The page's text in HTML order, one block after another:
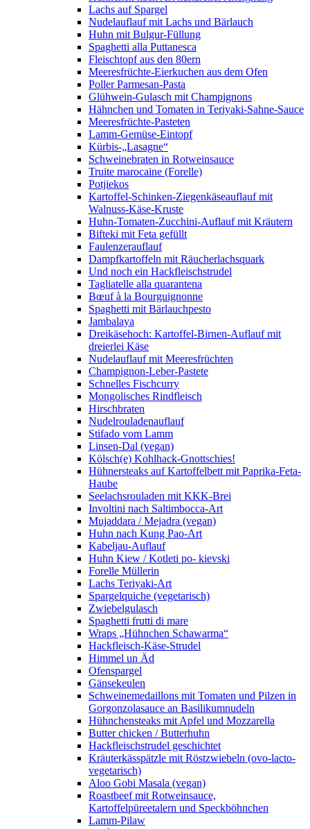
Lachs auf Spargel
Nudelauflauf mit Lachs und Bärlauch
Huhn mit Bulgur-Füllung
Spaghetti alla Puttanesca
Fleischtopf aus den 80ern
Meeresfrüchte-Eierkuchen aus dem Ofen
Poller Parmesan-Pasta
Glühwein-Gulasch mit Champignons
Hähnchen und Tomaten in Teriyaki-Sahne-Sauce
Meeresfrüchte-Pasteten
Lamm-Gemüse-Eintopf
Kürbis-„Lasagne“
Schweinebraten in Rotweinsauce
Truite marocaine (Forelle)
Potjiekos
Kartoffel-Schinken-Ziegenkäseauflauf mit
Walnuss-Käse-Kruste
Huhn-Tomaten-Zucchini-Auflauf mit Kräutern
Bifteki mit Feta gefüllt
Faulenzerauflauf
Dampfkartoffeln mit Räucherlachsquark
Und noch ein Hackfleischstrudel
Tagliatelle alla quarantena
Bœuf à la Bourguignonne
Spaghetti mit Bärlauchpesto
Jambalaya
Dreikäsehoch: Kartoffel-Birnen-Auflauf mit
dreierlei Käse
Nudelauflauf mit Meeresfrüchten
Champignon-Leber-Pastete
Schnelles Fischcurry
Mongolisches Rindfleisch
Hirschbraten
Nudelrouladenauflauf
Stifado vom Lamm
Linsen-Dal (vegan)
Kölsch(e) Kohlhack-Gnottschies!
Hühnersteaks auf Kartoffelbett mit Paprika-Feta-
Haube
Seelachsrouladen mit KKK-Brei
Involtini nach Saltimbocca-Art
Mujaddara / Mejadra (vegan)
Huhn nach Kung Pao-Art
Kabeljau-Auflauf
Huhn Kiew / Kotleti po- kievski
Forelle Müllerin
Lachs Teriyaki-Art
Spargelquiche (vegetarisch)
Zwiebelgulasch
Spaghetti frutti di mare
Wraps „Hühnchen Schawarma“
Hackfleisch-Käse-Strudel
Himmel un Äd
Ofenspargel
Gänsekeulen
Schweinemedaillons mit Tomaten und Pilzen in
Gorgonzolasauce an Basilikumnudeln
Hühnchensteaks mit Apfel und Mozzarella
Butter chicken / Butterhuhn
Hackfleischstrudel geschichtet
Kräuterkässpätzle mit Röstzwiebeln (ovo-lacto-
vegetarisch)
Aloo Gobi Masala (vegan)
Roastbeef mit Rotweinsauce,
Kartoffelpüreetalern und Speckböhnchen
Lamm-Pilaw